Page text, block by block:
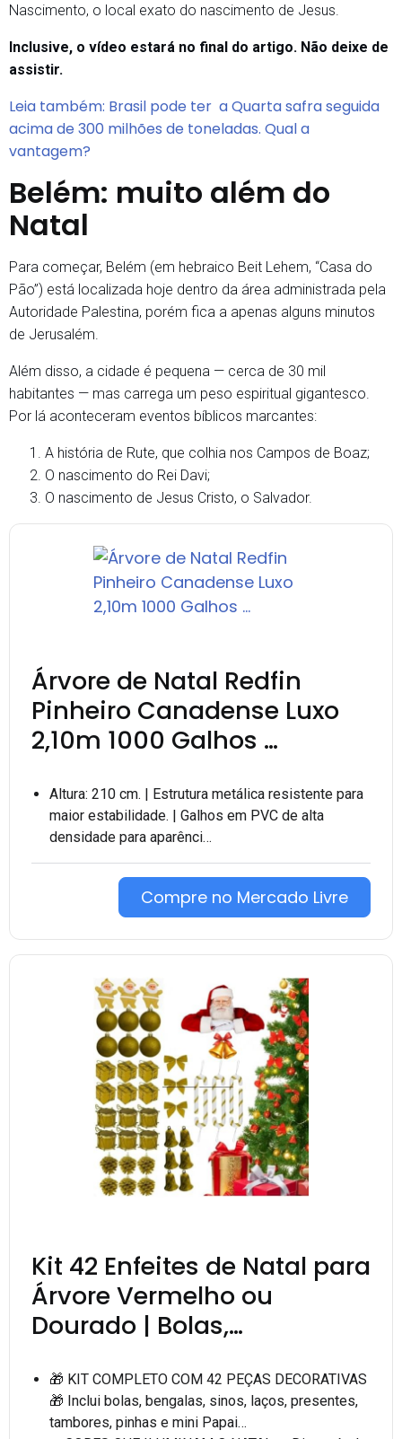
Nascimento, o local exato do nascimento de Jesus.
Inclusive, o vídeo estará no final do artigo. Não deixe de
assistir.
Leia também: Brasil pode ter a Quarta safra seguida
acima de 300 milhões de toneladas. Qual a
vantagem?
Belém: muito além do
Natal
Para começar, Belém (em hebraico Beit Lehem, “Casa do
Pão”) está localizada hoje dentro da área administrada pela
Autoridade Palestina, porém fica a apenas alguns minutos
de Jerusalém.
Além disso, a cidade é pequena — cerca de 30 mil
habitantes — mas carrega um peso espiritual gigantesco.
Por lá aconteceram eventos bíblicos marcantes:
A história de Rute, que colhia nos Campos de Boaz;
O nascimento do Rei Davi;
O nascimento de Jesus Cristo, o Salvador.
Árvore de Natal Redfin
Pinheiro Canadense Luxo
2,10m 1000 Galhos …
Altura: 210 cm. | Estrutura metálica resistente para
maior estabilidade. | Galhos em PVC de alta
densidade para aparênci…
Compre no Mercado Livre
Kit 42 Enfeites de Natal para
Árvore Vermelho ou
Dourado | Bolas,…
🎁 KIT COMPLETO COM 42 PEÇAS DECORATIVAS
🎁 Inclui bolas, bengalas, sinos, laços, presentes,
tambores, pinhas e mini Papai…